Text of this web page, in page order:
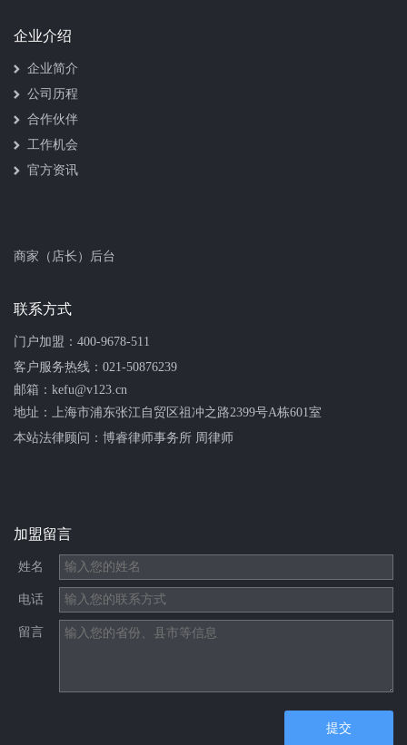
企业介绍
企业简介
公司历程
合作伙伴
工作机会
官方资讯
商家（店长）后台
联系方式
门户加盟： 400-9678-511
客户服务热线： 021-50876239
邮箱：kefu@v123.cn
地址：上海市浦东张江自贸区祖冲之路2399号A栋601室
本站法律顾问： 博睿律师事务所 周律师
加盟留言
姓名
电话
留言
提交